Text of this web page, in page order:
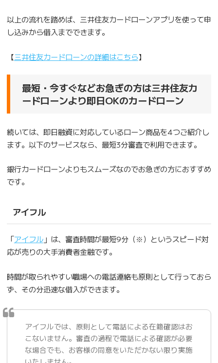
以上の流れを踏めば、三井住友カードローンアプリを使って申
し込みから借入までできます。
【三井住友カードローンの詳細はこちら】
最短・今すぐなどお急ぎの方は三井住友カ
ードローンより即日OKのカードローン
続いては、即日融資に対応しているローン商品を4つご紹介し
ます。以下のサービスなら、最短3分審査で利用できます。
銀行カードローンよりもスムーズなのでお急ぎの方におすすめ
です。
アイフル
「アイフル」は、審査時間が最短9分（※）というスピード対
応が売りの大手消費者金融です。
時間が取られやすい職場への電話連絡も原則として行っておら
ず、その分迅速な借入ができます。
アイフルでは、原則として電話による在籍確認はお
こないません。審査の過程で電話による確認が必要
な場合でも、お客様の同意をいただかない限り実施